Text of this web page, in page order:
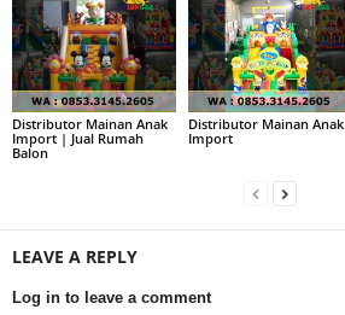
Distributor Mainan Anak
Import | Jual Rumah
Balon
Distributor Mainan Anak
Import
LEAVE A REPLY
Log in to leave a comment